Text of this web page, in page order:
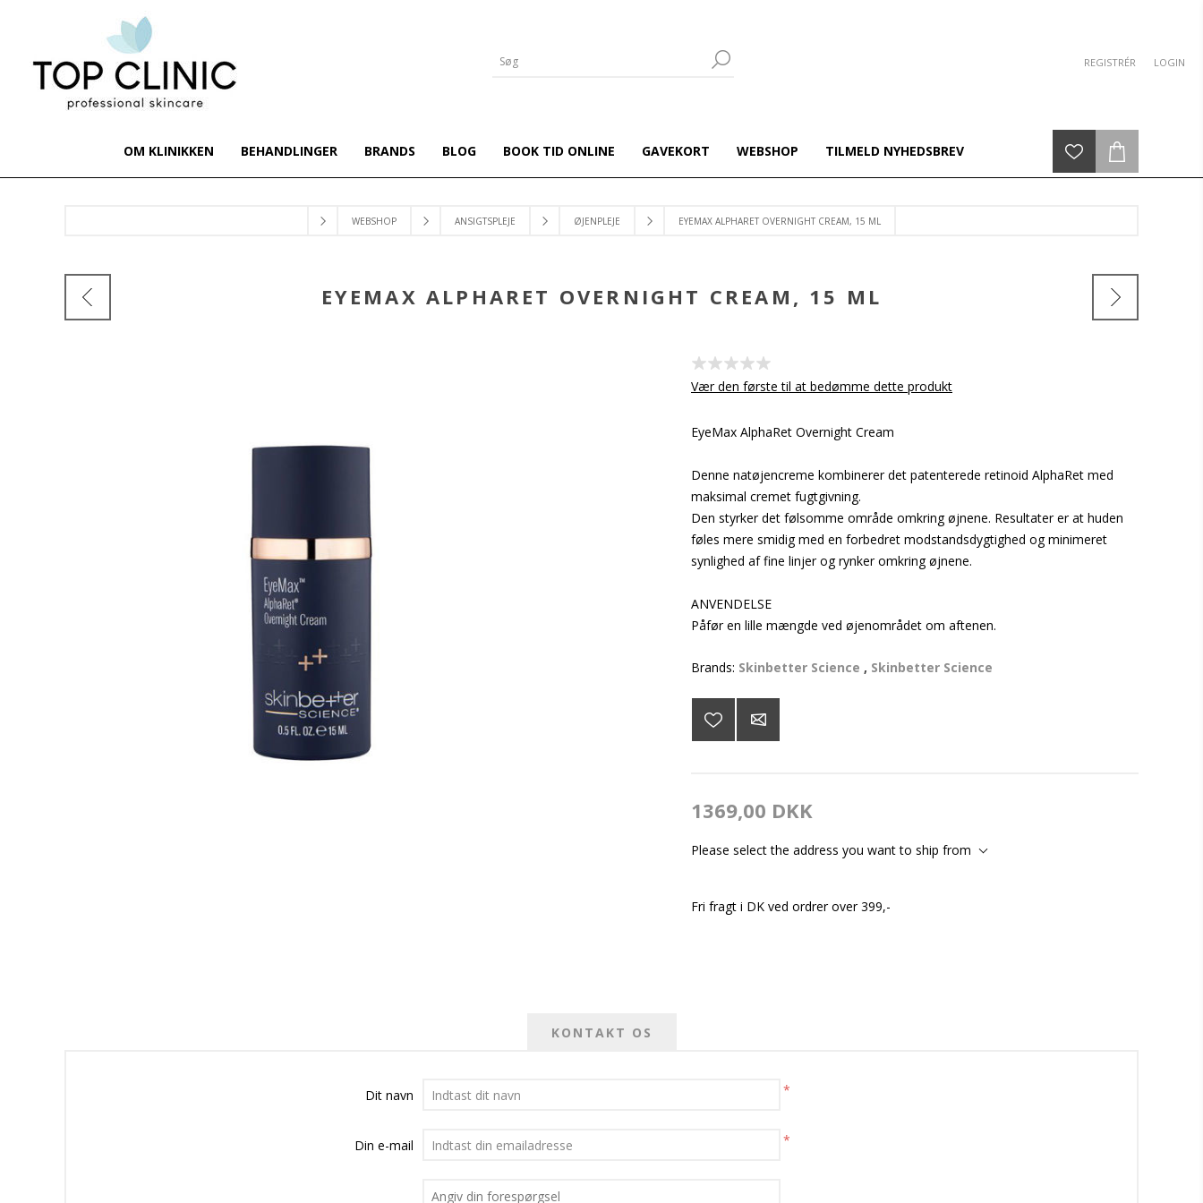
REGISTRÉR LOGIN
OM KLINIKKEN BEHANDLINGER BRANDS BLOG BOOK TID ONLINE GAVEKORT WEBSHOP TILMELD NYHEDSBREV
WEBSHOP ANSIGTSPLEJE ØJENPLEJE EYEMAX ALPHARET OVERNIGHT CREAM, 15 ML
EYEMAX ALPHARET OVERNIGHT CREAM, 15 ML
Vær den første til at bedømme dette produkt
EyeMax AlphaRet Overnight Cream
Denne natøjencreme kombinerer det patenterede retinoid AlphaRet med
maksimal cremet fugtgivning.
Den styrker det følsomme område omkring øjnene. Resultater er at huden
føles mere smidig med en forbedret modstandsdygtighed og minimeret
synlighed af fine linjer og rynker omkring øjnene.
ANVENDELSE
Påfør en lille mængde ved øjenområdet om aftenen.
Brands: Skinbetter Science , Skinbetter Science
1369,00 DKK
Please select the address you want to ship from
Fri fragt i DK ved ordrer over 399,-
KONTAKT OS
Dit navn *
Din e-mail *